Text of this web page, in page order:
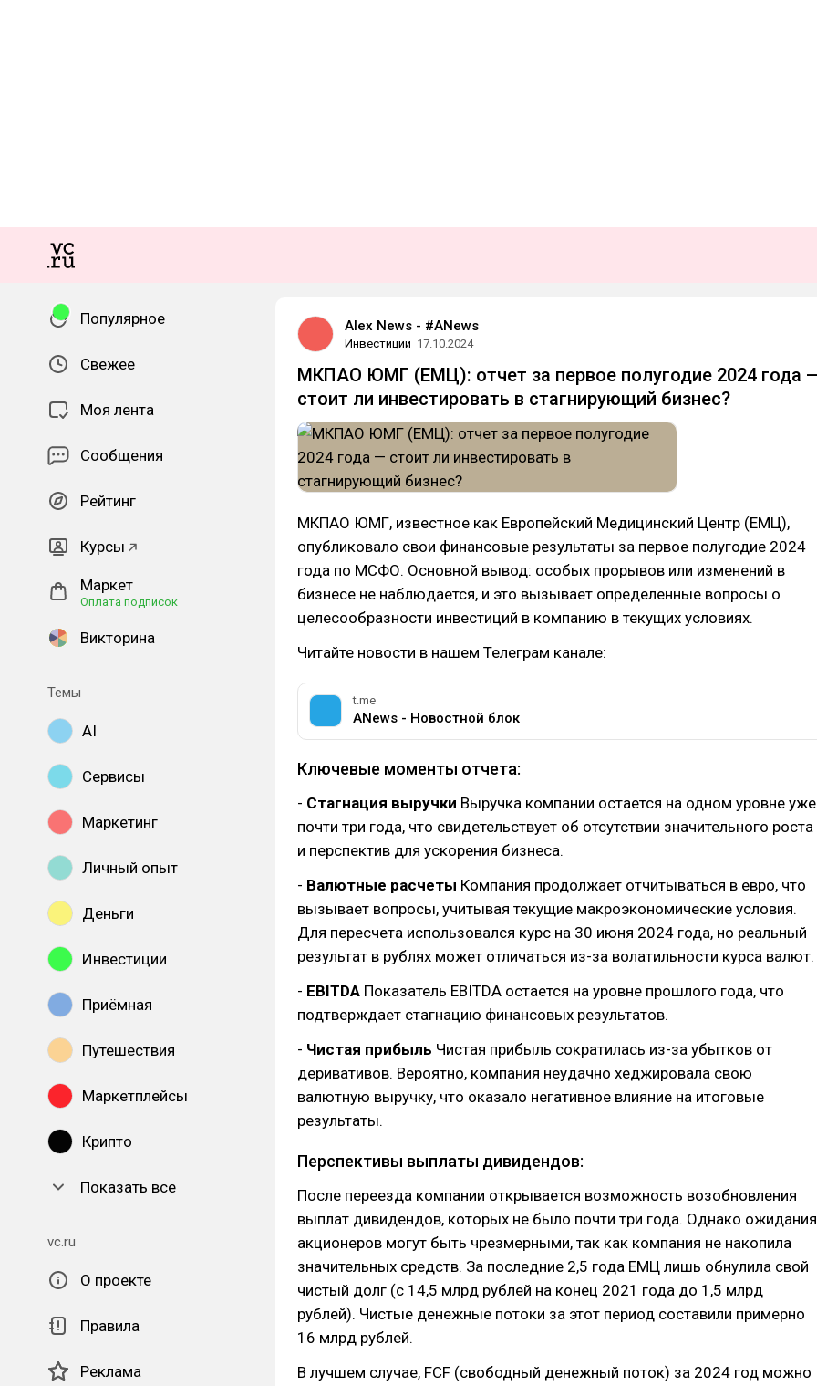
Популярное
Свежее
Моя лента
Сообщения
Рейтинг
Курсы
Маркет
Оплата подписок
Викторина
Темы
AI
Сервисы
Маркетинг
Личный опыт
Деньги
Инвестиции
Приёмная
Путешествия
Маркетплейсы
Крипто
Показать все
vc.ru
О проекте
Правила
Реклама
Alex News - #ANews
Инвестиции 17.10.2024
МКПАО ЮМГ (ЕМЦ): отчет за первое полугодие 2024 года
стоит ли инвестировать в стагнирующий бизнес?
МКПАО ЮМГ, известное как Европейский Медицинский Центр (ЕМЦ),
опубликовало свои финансовые результаты за первое полугодие 2024
года по МСФО. Основной вывод: особых прорывов или изменений в
бизнесе не наблюдается, и это вызывает определенные вопросы о
целесообразности инвестиций в компанию в текущих условиях.
Читайте новости в нашем Телеграм канале:
t.me
ANews - Новостной блок
Ключевые моменты отчета:
- Стагнация выручки Выручка компании остается на одном уровне уже
почти три года, что свидетельствует об отсутствии значительного роста
и перспектив для ускорения бизнеса.
- Валютные расчеты Компания продолжает отчитываться в евро, что
вызывает вопросы, учитывая текущие макроэкономические условия.
Для пересчета использовался курс на 30 июня 2024 года, но реальный
результат в рублях может отличаться из-за волатильности курса валют.
- EBITDA Показатель EBITDA остается на уровне прошлого года, что
подтверждает стагнацию финансовых результатов.
- Чистая прибыль Чистая прибыль сократилась из-за убытков от
деривативов. Вероятно, компания неудачно хеджировала свою
валютную выручку, что оказало негативное влияние на итоговые
результаты.
Перспективы выплаты дивидендов:
После переезда компании открывается возможность возобновления
выплат дивидендов, которых не было почти три года. Однако ожидания
акционеров могут быть чрезмерными, так как компания не накопила
значительных средств. За последние 2,5 года ЕМЦ лишь обнулила свой
чистый долг (с 14,5 млрд рублей на конец 2021 года до 1,5 млрд
рублей). Чистые денежные потоки за этот период составили примерно
16 млрд рублей.
В лучшем случае, FCF (свободный денежный поток) за 2024 год можно